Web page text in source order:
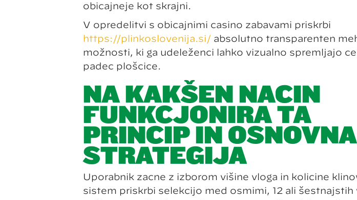
običajneje kot skrajni.
V opredelitvi s običajnimi casino zabavami priskrbi
https://plinkoslovenija.si/ absolutno transparenten
možnosti, ki ga udeleženci lahko vizualno spremljajo
padec ploščice.
NA KAKŠEN NAČIN
FUNKCJONIRA TA
PRINCIP IN OSNOVNA
STRATEGIJA
Uporabnik začne z izborom višine vloga in količine
sistem priskrbi selekcijo med osmimi, 12 ali šestnajstih